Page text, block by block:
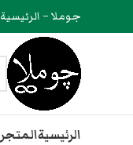
جوملا – الرئيسية
الرئيسيةالمتجر